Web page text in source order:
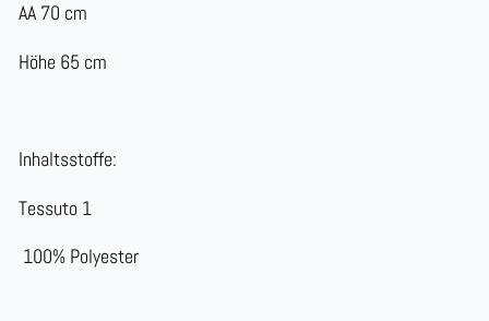
AA 70 cm
Höhe 65 cm
Inhaltsstoffe:
Tessuto 1
100% Polyester